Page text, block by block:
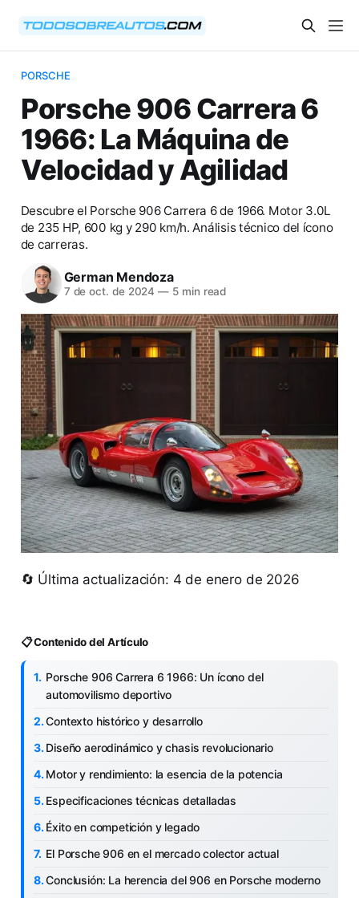
PORSCHE
Porsche 906 Carrera 6
1966: La Máquina de
Velocidad y Agilidad
Descubre el Porsche 906 Carrera 6 de 1966. Motor 3.0L
de 235 HP, 600 kg y 290 km/h. Análisis técnico del ícono
de carreras.
German Mendoza
7 de oct. de 2024 — 5 min read
🔄 Última actualización: 4 de enero de 2026
📋 Contenido del Artículo
Porsche 906 Carrera 6 1966: Un ícono del
automovilismo deportivo
Contexto histórico y desarrollo
Diseño aerodinámico y chasis revolucionario
Motor y rendimiento: la esencia de la potencia
Especificaciones técnicas detalladas
Éxito en competición y legado
El Porsche 906 en el mercado colector actual
Conclusión: La herencia del 906 en Porsche moderno